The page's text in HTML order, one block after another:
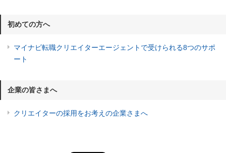
初めての方へ
マイナビ転職クリエイターエージェントで受けられる8つのサポ
ート
企業の皆さまへ
クリエイターの採用をお考えの企業さまへ